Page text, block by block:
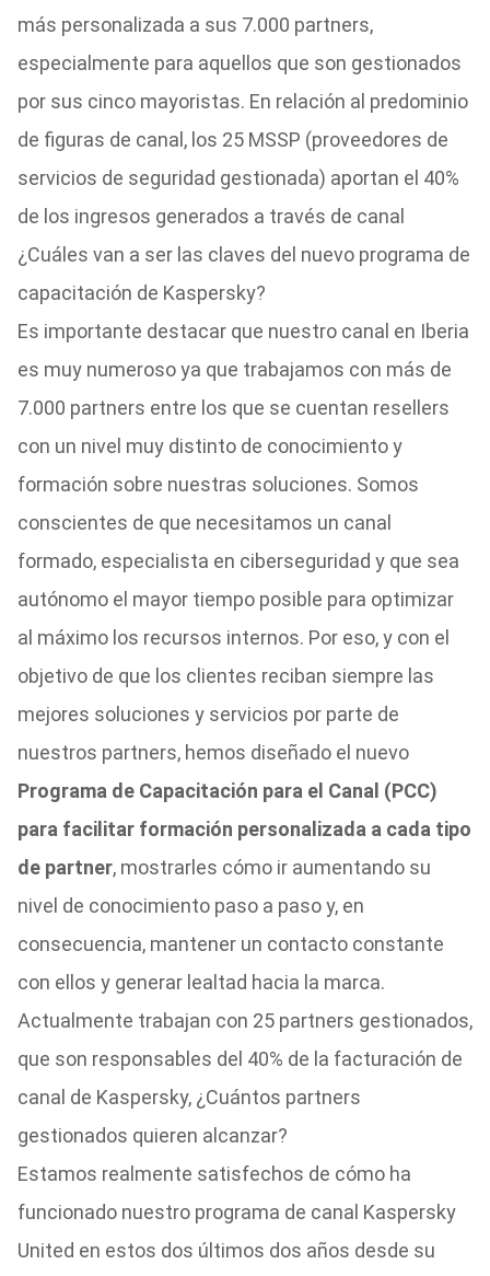
más personalizada a sus 7.000 partners,
especialmente para aquellos que son gestionados
por sus cinco mayoristas. En relación al predominio
de figuras de canal, los 25 MSSP (proveedores de
servicios de seguridad gestionada) aportan el 40%
de los ingresos generados a través de canal
¿Cuáles van a ser las claves del nuevo programa de
capacitación de Kaspersky?
Es importante destacar que nuestro canal en Iberia
es muy numeroso ya que trabajamos con más de
7.000 partners entre los que se cuentan resellers
con un nivel muy distinto de conocimiento y
formación sobre nuestras soluciones. Somos
conscientes de que necesitamos un canal
formado, especialista en ciberseguridad y que sea
autónomo el mayor tiempo posible para optimizar
al máximo los recursos internos. Por eso, y con el
objetivo de que los clientes reciban siempre las
mejores soluciones y servicios por parte de
nuestros partners, hemos diseñado el nuevo
Programa de Capacitación para el Canal (PCC)
para facilitar formación personalizada a cada tipo
de partner, mostrarles cómo ir aumentando su
nivel de conocimiento paso a paso y, en
consecuencia, mantener un contacto constante
con ellos y generar lealtad hacia la marca.
Actualmente trabajan con 25 partners gestionados,
que son responsables del 40% de la facturación de
canal de Kaspersky, ¿Cuántos partners
gestionados quieren alcanzar?
Estamos realmente satisfechos de cómo ha
funcionado nuestro programa de canal Kaspersky
United en estos dos últimos dos años desde su